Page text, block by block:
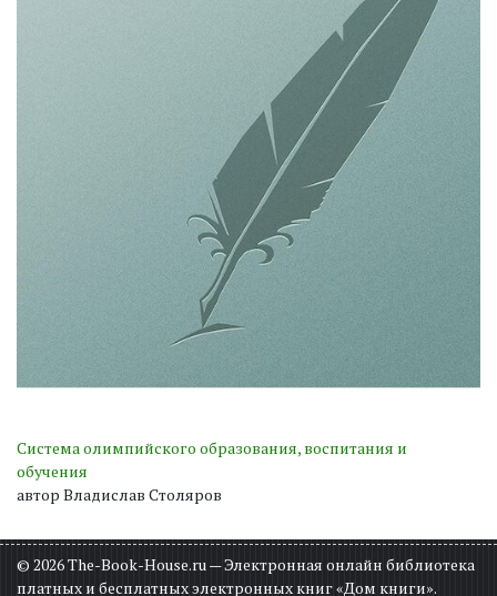
Система олимпийского образования, воспитания и
обучения
автор Владислав Столяров
© 2026 The-Book-House.ru — Электронная онлайн библиотека
платных и бесплатных электронных книг «Дом книги».